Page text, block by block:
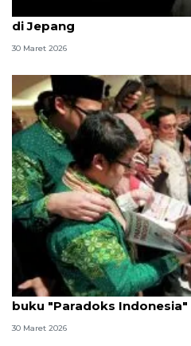
Presiden Prabowo
di Jepang
30 Maret 2026
Bertemu Presiden,
buku "Paradoks Indonesia"
30 Maret 2026